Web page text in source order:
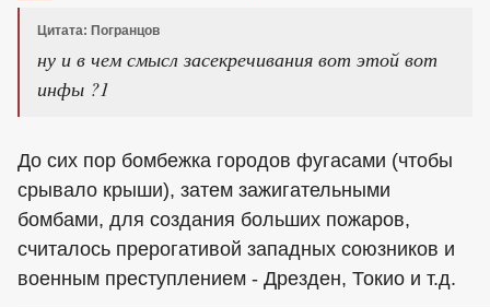
Цитата: Погранцов
ну и в чем смысл засекречивания вот этой вот
инфы ?1
До сих пор бомбежка городов фугасами (чтобы
срывало крыши), затем зажигательными
бомбами, для создания больших пожаров,
считалось прерогативой западных союзников и
военным преступлением - Дрезден, Токио и т.д.